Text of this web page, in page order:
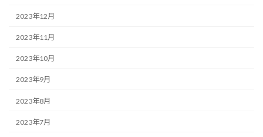
2023年12月
2023年11月
2023年10月
2023年9月
2023年8月
2023年7月